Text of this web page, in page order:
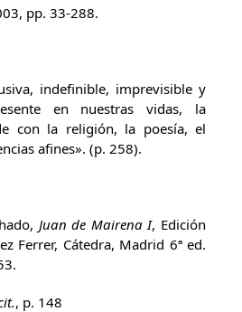
pp. 33-288.
indefinible, imprevisible y
en nuestras vidas, la
con la religión, la poesía, el
afines». (p. 258).
Juan de Mairena I, Edición
Ferrer, Cátedra, Madrid 6ª ed.
, p. 148